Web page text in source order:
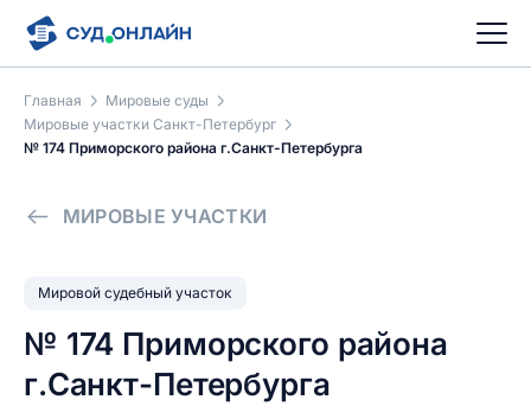
Главная
Мировые суды
Мировые участки Санкт-Петербург
№ 174 Приморского района г.Санкт-Петербурга
МИРОВЫЕ УЧАСТКИ
Мировой судебный участок
№ 174 Приморского района
г.Санкт-Петербурга